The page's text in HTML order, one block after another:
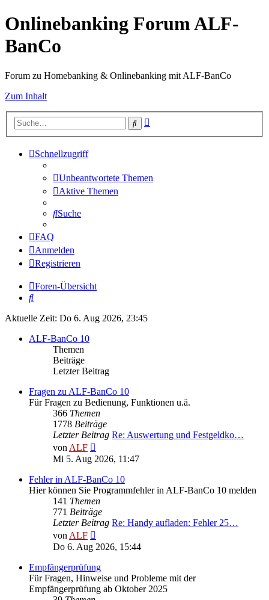
Onlinebanking Forum ALF-
BanCo
Forum zu Homebanking & Onlinebanking mit ALF-BanCo
Zum Inhalt
Suche
Schnellzugriff
Unbeantwortete Themen
Aktive Themen
Suche
FAQ
Anmelden
Registrieren
Foren-Übersicht
Suche
Aktuelle Zeit: Do 6. Aug 2026, 23:45
ALF-BanCo 10
Themen
Beiträge
Letzter Beitrag
Fragen zu ALF-BanCo 10
Für Fragen zu Bedienung, Funktionen u.ä.
366 Themen
1778 Beiträge
Letzter Beitrag Re: Auswertung und Festgeldko…
vonALF
Beitrag
Mi 5. Aug 2026, 11:47
Fehler in ALF-BanCo 10
Hier können Sie Programmfehler in ALF-BanCo 10 melden
141 Themen
771 Beiträge
Letzter Beitrag Re: Handy aufladen: Fehler 25…
vonALF
Beitrag
Do 6. Aug 2026, 15:44
Empfängerprüfung
Für Fragen, Hinweise und Probleme mit der
Empfängerprüfung ab Oktober 2025